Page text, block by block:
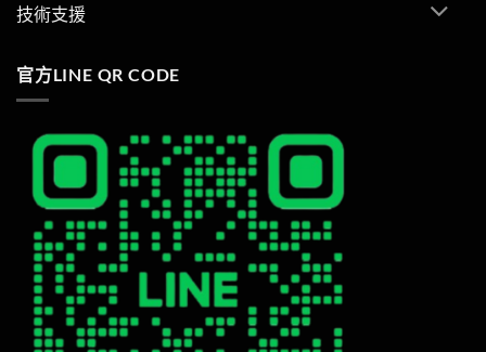
技術支援
官方LINE QR CODE